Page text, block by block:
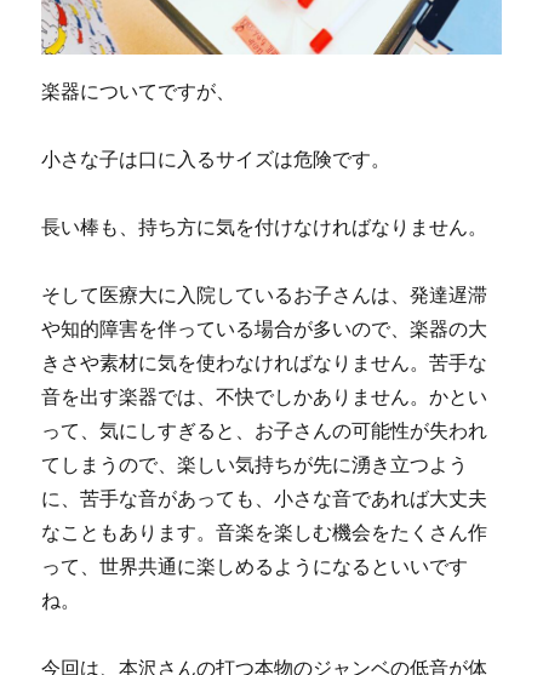
楽器についてですが、
小さな子は口に入るサイズは危険です。
長い棒も、持ち方に気を付けなければなりません。
そして医療大に入院しているお子さんは、発達遅滞
や知的障害を伴っている場合が多いので、楽器の大
きさや素材に気を使わなければなりません。苦手な
音を出す楽器では、不快でしかありません。かとい
って、気にしすぎると、お子さんの可能性が失われ
てしまうので、楽しい気持ちが先に湧き立つよう
に、苦手な音があっても、小さな音であれば大丈夫
なこともあります。音楽を楽しむ機会をたくさん作
って、世界共通に楽しめるようになるといいです
ね。
今回は、本沢さんの打つ本物のジャンベの低音が体